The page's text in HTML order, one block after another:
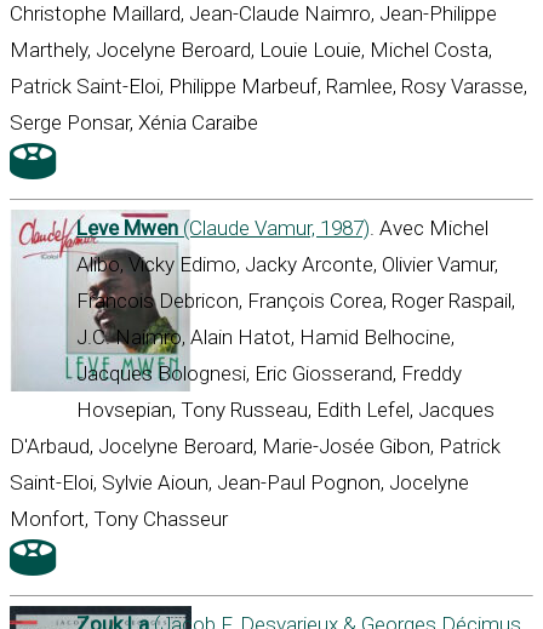
Christophe Maillard, Jean-Claude Naimro, Jean-Philippe
Marthely, Jocelyne Beroard, Louie Louie, Michel Costa,
Patrick Saint-Eloi, Philippe Marbeuf, Ramlee, Rosy Varasse,
Serge Ponsar, Xénia Caraibe
Leve Mwen (Claude Vamur, 1987). Avec Michel
Alibo, Vicky Edimo, Jacky Arconte, Olivier Vamur,
Francois Debricon, François Corea, Roger Raspail,
J.C. Naimro, Alain Hatot, Hamid Belhocine,
Jacques Bolognesi, Eric Giosserand, Freddy
Hovsepian, Tony Russeau, Edith Lefel, Jacques
D'Arbaud, Jocelyne Beroard, Marie-Josée Gibon, Patrick
Saint-Eloi, Sylvie Aioun, Jean-Paul Pognon, Jocelyne
Monfort, Tony Chasseur
Zouk La(Jacob F. Desvarieux & Georges Décimus,